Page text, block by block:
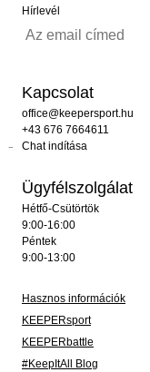
Hírlevél
Kapcsolat
office@keepersport.hu
+43 676 7664611
Chat indítása
Ügyfélszolgálat
Hétfő-Csütörtök
9:00-16:00
Péntek
9:00-13:00
Hasznos információk
KEEPERsport
KEEPERbattle
#KeepItAll Blog